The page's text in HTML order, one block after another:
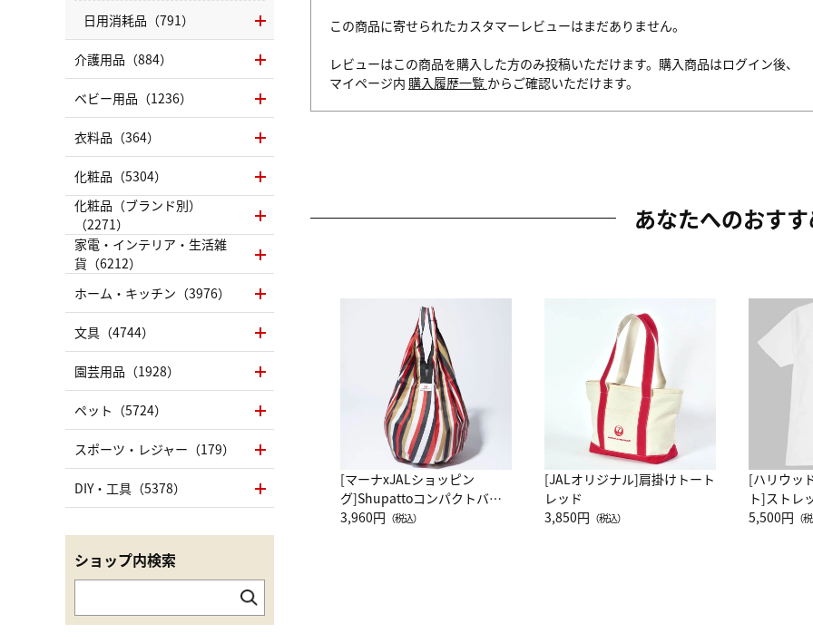
この商品に寄せられたカスタマーレビューはまだありません。
レビューはこの商品を購入した方のみ投稿いただけます。購入商品はログイン後、
マイページ内 購入履歴一覧 からご確認いただけます。
あなたへのおす
[マーナxJALショッピン
グ]Shupattoコンパクトバッ
グ Drop JAL客室乗務員
3,960円 （税込）
[JALオリジナル]肩掛けトート
レッド
3,850円 （税込）
[ハリウッ
ト]ストレ
ーネック
5,500円 （
日用消耗品（791）
介護用品（884）
ベビー用品（1236）
衣料品（364）
化粧品（5304）
化粧品（ブランド別）
（2271）
家電・インテリア・生活雑
貨（6212）
ホーム・キッチン（3976）
文具（4744）
園芸用品（1928）
ペット（5724）
スポーツ・レジャー（179）
DIY・工具（5378）
ショップ内検索